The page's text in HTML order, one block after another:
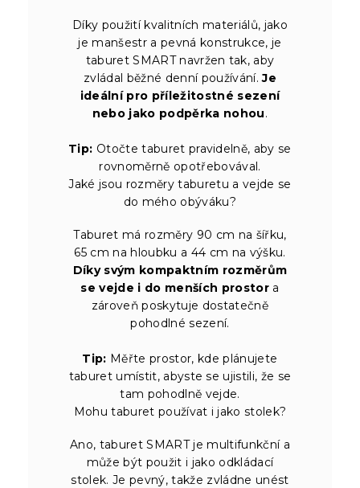
Díky použití kvalitních materiálů, jako
je manšestr a pevná konstrukce, je
taburet SMART navržen tak, aby
zvládal běžné denní používání.Je
ideální pro příležitostné sezení
nebo jako podpěrka nohou.
Tip: Otočte taburet pravidelně, aby se
rovnoměrně opotřebovával.
Jaké jsou rozměry taburetu a vejde se
do mého obýváku?
Taburet má rozměry 90 cm na šířku,
65 cm na hloubku a 44 cm na výšku.
Díky svým kompaktním rozměrům
se vejde i do menších prostor a
zároveň poskytuje dostatečně
pohodlné sezení.
Tip: Měřte prostor, kde plánujete
taburet umístit, abyste se ujistili, že se
tam pohodlně vejde.
Mohu taburet používat i jako stolek?
Ano, taburet SMART je multifunkční a
může být použit i jako odkládací
stolek. Je pevný, takže zvládne unést